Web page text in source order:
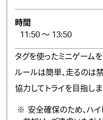
時間
11:50 ～ 13:50
タグを使ったミニゲームを
ルールは簡単、走るのは
協力してトライを目指しま
安全確保のため、ハ